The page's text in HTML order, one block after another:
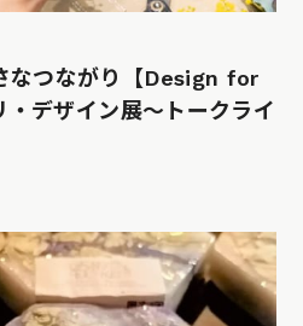
なつながり【Design for
デザイン展〜トークライ